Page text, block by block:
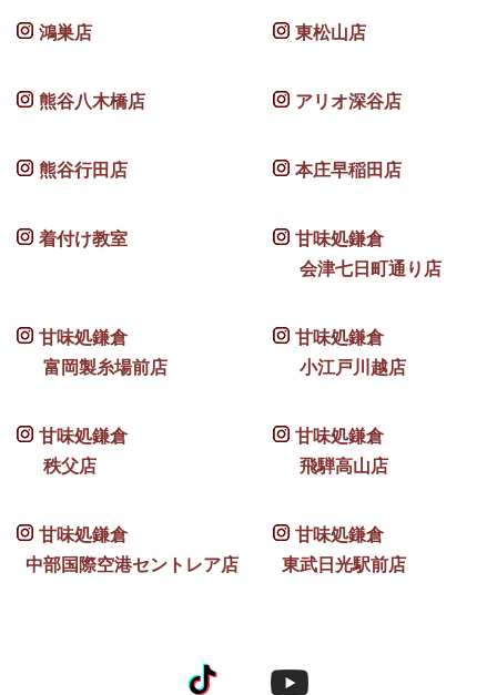
鴻巣店 東松山店
熊谷八木橋店 アリオ深谷店
熊谷行田店 本庄早稲田店
着付け教室
甘味処鎌倉
会津七日町通り店
甘味処鎌倉
富岡製糸場前店
甘味処鎌倉
小江戸川越店
甘味処鎌倉
秩父店
甘味処鎌倉
飛騨高山店
甘味処鎌倉
中部国際空港セントレア店
甘味処鎌倉
東武日光駅前店